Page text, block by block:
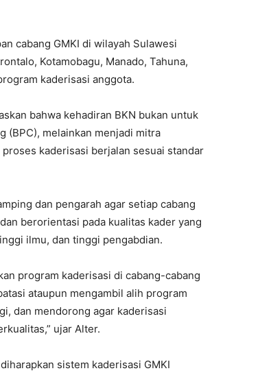
cabang GMKI di wilayah Sulawesi
Kotamobagu, Manado, Tahuna,
kaderisasi anggota.
bahwa kehadiran BKN bukan untuk
(BPC), melainkan menjadi mitra
kaderisasi berjalan sesuai standar
dan pengarah agar setiap cabang
berorientasi pada kualitas kader yang
ilmu, dan tinggi pengabdian.
program kaderisasi di cabang-cabang
ataupun mengambil alih program
dan mendorong agar kaderisasi
ujar Alter.
sistem kaderisasi GMKI